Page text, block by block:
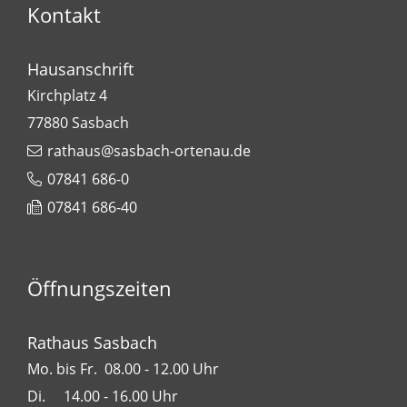
Kontakt
Hausanschrift
Kirchplatz 4
77880Sasbach
rathaus@sasbach-ortenau.de
07841 686-0
07841 686-40
Öffnungszeiten
Rathaus Sasbach
Mo. bis Fr. 08.00 - 12.00 Uhr
Di. 14.00 - 16.00 Uhr